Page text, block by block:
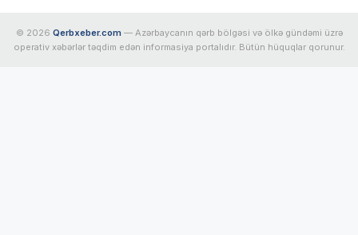
© 2026 Qerbxeber.com — Azərbaycanın qərb bölgəsi və ölkə gündəmi üzrə
operativ xəbərlər təqdim edən informasiya portalıdır. Bütün hüquqlar qorunur.